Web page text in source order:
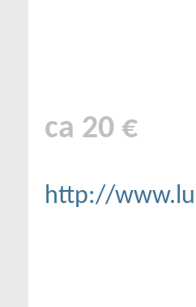
ca 20 €
http://